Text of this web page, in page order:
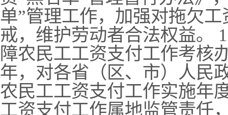
单”管理工作，加强对拖欠
戒，维护劳动者合法权益。
障农民工工资支付工作考核
年，对各省（区、市）人民
农民工工资支付工作实施年
工资支付工作属地监管责任